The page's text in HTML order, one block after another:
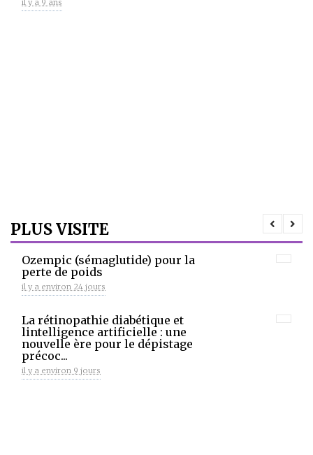
il y a 9 ans
PLUS VISITE
Ozempic (sémaglutide) pour la
perte de poids
il y a environ 24 jours
La rétinopathie diabétique et
lintelligence artificielle : une
nouvelle ère pour le dépistage
précoc...
il y a environ 9 jours